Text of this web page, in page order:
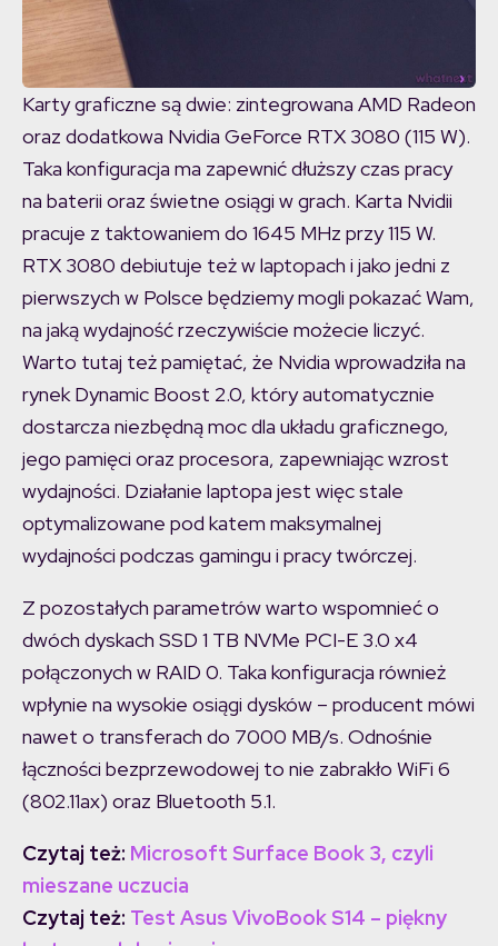
Karty graficzne są dwie: zintegrowana AMD Radeon
oraz dodatkowa Nvidia GeForce RTX 3080 (115 W).
Taka konfiguracja ma zapewnić dłuższy czas pracy
na baterii oraz świetne osiągi w grach. Karta Nvidii
pracuje z taktowaniem do 1645 MHz przy 115 W.
RTX 3080 debiutuje też w laptopach i jako jedni z
pierwszych w Polsce będziemy mogli pokazać Wam,
na jaką wydajność rzeczywiście możecie liczyć.
Warto tutaj też pamiętać, że Nvidia wprowadziła na
rynek Dynamic Boost 2.0, który automatycznie
dostarcza niezbędną moc dla układu graficznego,
jego pamięci oraz procesora, zapewniając wzrost
wydajności. Działanie laptopa jest więc stale
optymalizowane pod katem maksymalnej
wydajności podczas gamingu i pracy twórczej.
Z pozostałych parametrów warto wspomnieć o
dwóch dyskach SSD 1 TB NVMe PCI-E 3.0 x4
połączonych w RAID 0. Taka konfiguracja również
wpłynie na wysokie osiągi dysków – producent mówi
nawet o transferach do 7000 MB/s. Odnośnie
łączności bezprzewodowej to nie zabrakło WiFi 6
(802.11ax) oraz Bluetooth 5.1.
Czytaj też: Microsoft Surface Book 3, czyli
mieszane uczucia
Czytaj też: Test Asus VivoBook S14 – piękny